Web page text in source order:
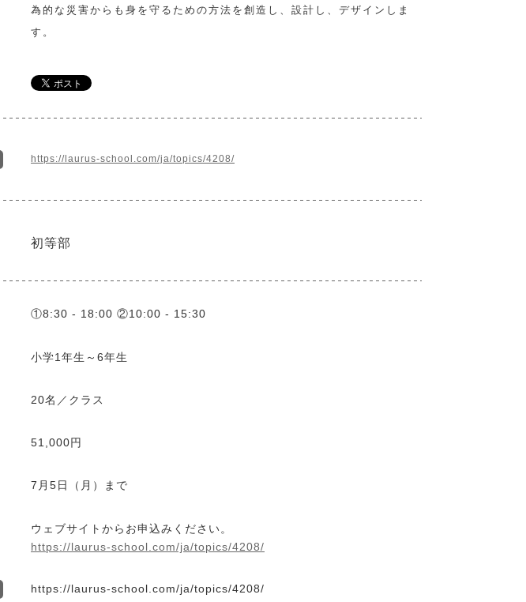
為的な災害からも身を守るための方法を創造し、設計し、デザインしま
す。
https://laurus-school.com/ja/topics/4208/
初等部
①8:30 - 18:00 ②10:00 - 15:30
小学1年生～6年生
20名／クラス
51,000円
7月5日（月）まで
ウェブサイトからお申込みください。
https://laurus-school.com/ja/topics/4208/
https://laurus-school.com/ja/topics/4208/